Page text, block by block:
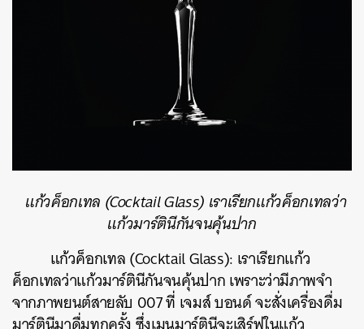
แก้วค็อกเทล (Cocktail Glass) เราเรียกแก้วค็อกเทลว่า
แก้วมาร์ตินีกันจนคุ้นปาก
แก้วค็อกเทล(Cocktail Glass): เราเรียกแก้ว
ค็อกเทลว่าแก้วมาร์ตินีกันจนคุ้นปากเพราะว่ามีภาพจำ
จากภาพยนต์สายลับ 007ที่ เจมส์บอนด์จะสั่งเครื่องดื่ม